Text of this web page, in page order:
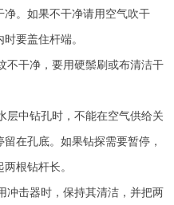
净。如果不干净请用空气吹干
要盖住杆端。
干净，要用硬鬃刷或布清洁干
中钻孔时，不能在空气供给关
留在孔底。如果钻探需要暂停，
根钻杆长。
击器时，保持其清洁，并把两